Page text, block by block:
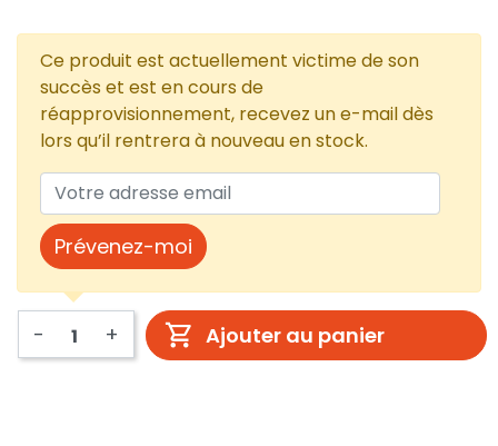
Ce produit est actuellement victime de son
succès et est en cours de
réapprovisionnement, recevez un e-mail dès
lors qu’il rentrera à nouveau en stock.
Prévenez-moi
- + Ajouter au panier